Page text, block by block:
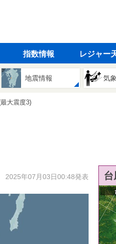
指数情報 レジャー
地震情報 気
大震度3)
2025年07月03日00:48発表